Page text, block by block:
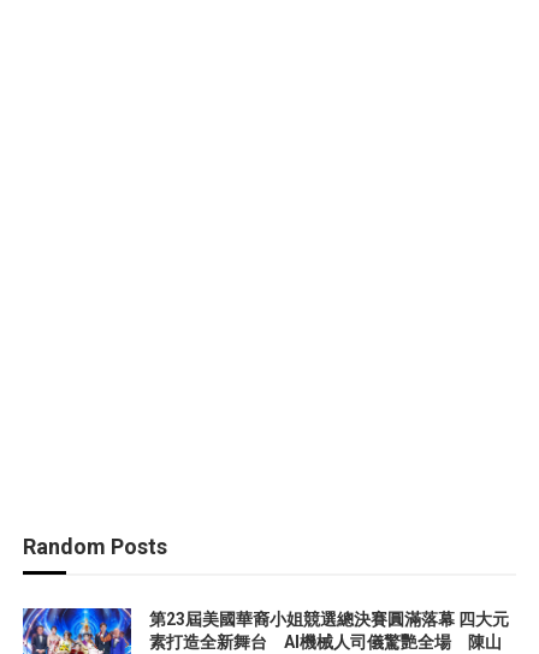
Random Posts
第23屆美國華裔小姐競選總決賽圓滿落幕 四大元
素打造全新舞台 AI機械人司儀驚艷全場 陳山